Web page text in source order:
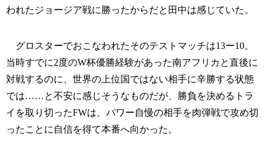
われたジョージア戦に勝ったからだと田中は感じていた。
グロスターでおこなわれたそのテストマッチは13ー10。
当時すでに2度のW杯優勝経験があった南アフリカと直後に
対戦するのに、世界の上位国ではない相手に辛勝する状態
では……と不安に感じそうなものだが、勝負を決めるトラ
イを取り切ったFWは、パワー自慢の相手を肉弾戦で攻め切
ったことに自信を得て本番へ向かった。